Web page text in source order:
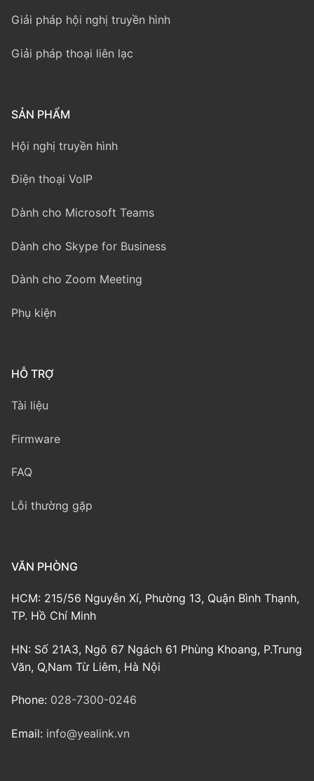
Giải pháp hội nghị truyền hình
Giải pháp thoại liên lạc
SẢN PHẨM
Hội nghị truyền hình
Điện thoại VoIP
Dành cho Microsoft Teams
Dành cho Skype for Business
Dành cho Zoom Meeting
Phụ kiện
HỖ TRỢ
Tài liệu
Firmware
FAQ
Lỗi thường gặp
VĂN PHÒNG
HCM: 215/56 Nguyễn Xí, Phường 13, Quận Bình Thạnh,
TP. Hồ Chí Minh
HN: Số 21A3, Ngõ 67 Ngách 61 Phùng Khoang, P.Trung
Văn, Q,Nam Từ Liêm, Hà Nội
Phone: 028-7300-0246
Email: info@yealink.vn